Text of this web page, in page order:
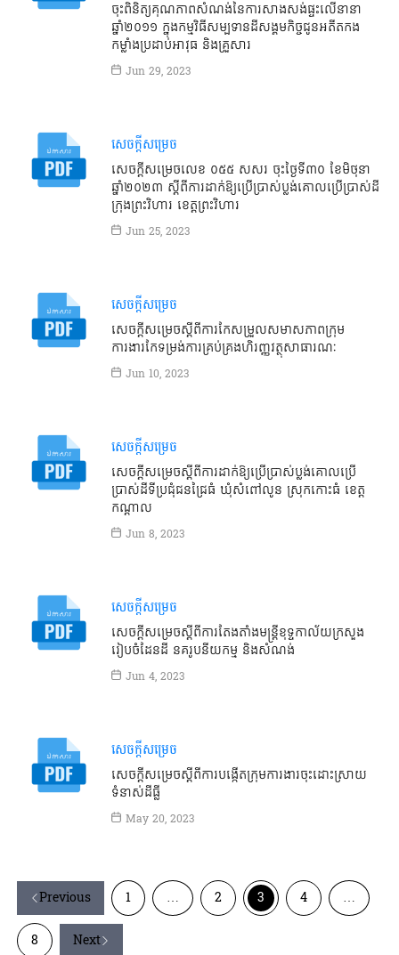
ចុះពិនិត្យគុណភាពសំណង់នៃការសាងសង់ផ្ទះលើនានា
ឆ្នាំ២០១១ ក្នុងកម្មវិធីសម្បទានដីសង្គមកិច្ចជូនអតីតកង
កម្លាំងប្រដាប់អាវុធ និងគ្រួសារ
Jun 29, 2023
សេចក្តីសម្រេច
សេចក្ដីសម្រេចលេខ ០៥៥ សសរ ចុះថ្ងៃទី៣០ ខែមិថុនា
ឆ្នាំ២០២៣ ស្ដីពីការដាក់ឱ្យប្រើប្រាស់ប្លង់គោលប្រើប្រាស់ដី
ក្រុងព្រះវិហារ ខេត្តព្រះវិហារ
Jun 25, 2023
សេចក្តីសម្រេច
សេចក្ដីសម្រេចស្ដីពីការកែសម្រួលសមាសភាពក្រុម
ការងារកែទម្រង់ការគ្រប់គ្រងហិរញ្ញវត្ថុសាធារណៈ
Jun 10, 2023
សេចក្តីសម្រេច
សេចក្ដីសម្រេចស្ដីពីការដាក់ឱ្យប្រើប្រាស់ប្លង់គោលប្រើ
ប្រាស់ដីទីប្រជុំជនជ្រៃធំ ឃុំសំពៅលូន ស្រុកកោះធំ ខេត្ត
កណ្ដាល
Jun 8, 2023
សេចក្តីសម្រេច
សេចក្ដីសម្រេចស្ដីពីការតែងតាំងមន្រ្តីខុទ្ទកាល័យក្រសួង
រៀបចំដែនដី នគរូបនីយកម្ម និងសំណង់
Jun 4, 2023
សេចក្តីសម្រេច
សេចក្ដីសម្រេចស្ដីពីការបង្កើតក្រុមការងារចុះដោះស្រាយ
ទំនាស់ដីធ្លី
May 20, 2023
Previous 1 … 2 3 4
…
8
Next